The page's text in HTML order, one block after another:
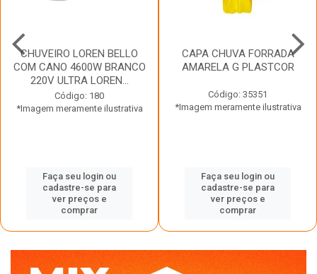
CHUVEIRO LOREN BELLO
COM CANO 4600W BRANCO
220V ULTRA LOREN...
Código: 180
*Imagem meramente ilustrativa
Faça seu login ou
cadastre-se para
ver preços e
comprar
CAPA CHUVA FORRADA
AMARELA G PLASTCOR
Código: 35351
*Imagem meramente ilustrativa
Faça seu login ou
cadastre-se para
ver preços e
comprar